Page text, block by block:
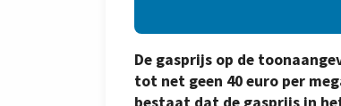
De gasprijs op de
tot net geen 40 euro per